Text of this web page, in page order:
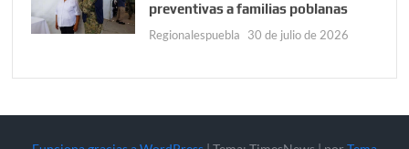
preventivas a familias poblanas
Regionalespuebla 30 de julio de 2026